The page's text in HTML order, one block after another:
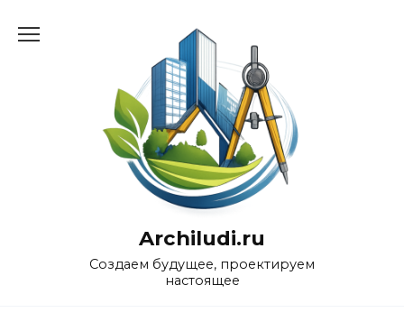
Archiludi.ru
Создаем будущее, проектируем
настоящее